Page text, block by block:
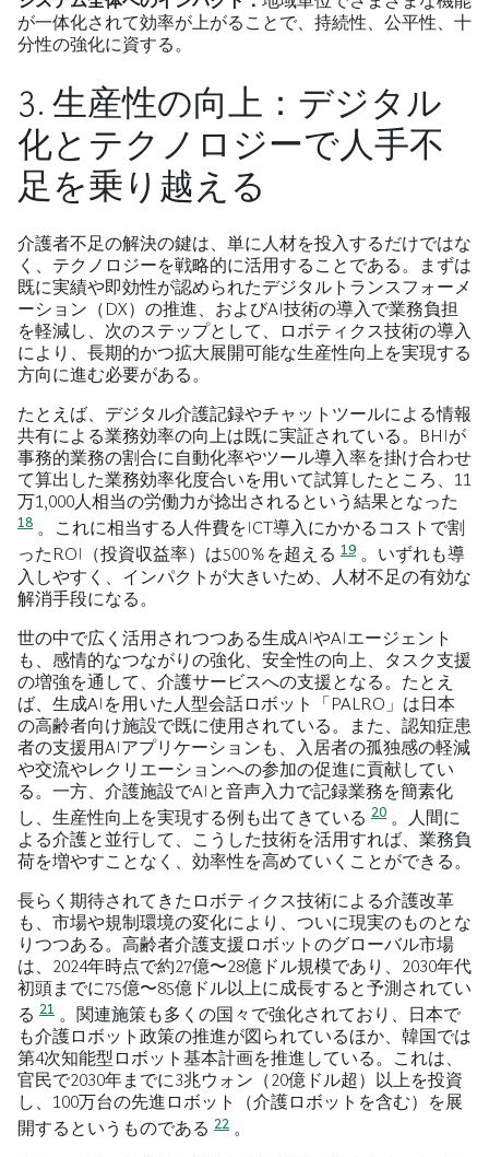
が一体化されて効率が上がることで、持続性、公平性、十
分性の強化に資する。
3. 生産性の向上：デジタル
化とテクノロジーで人手不
足を乗り越える
介護者不足の解決の鍵は、単に人材を投入するだけではな
く、テクノロジーを戦略的に活用することである。まずは
既に実績や即効性が認められたデジタルトランスフォーメ
ーション（DX）の推進、およびAI技術の導入で業務負担
を軽減し、次のステップとして、ロボティクス技術の導入
により、長期的かつ拡大展開可能な生産性向上を実現する
方向に進む必要がある。
たとえば、デジタル介護記録やチャットツールによる情報
共有による業務効率の向上は既に実証されている。BHIが
事務的業務の割合に自動化率やツール導入率を掛け合わせ
て算出した業務効率化度合いを用いて試算したところ、11
万1,000人相当の労働力が捻出されるという結果となった
18 。これに相当する人件費をICT導入にかかるコストで割
ったROI（投資収益率）は500％を超える 19 。いずれも導
入しやすく、インパクトが大きいため、人材不足の有効な
解消手段になる。
世の中で広く活用されつつある生成AIやAIエージェント
も、感情的なつながりの強化、安全性の向上、タスク支援
の増強を通して、介護サービスへの支援となる。たとえ
ば、生成AIを用いた人型会話ロボット「PALRO」は日本
の高齢者向け施設で既に使用されている。また、認知症患
者の支援用AIアプリケーションも、入居者の孤独感の軽減
や交流やレクリエーションへの参加の促進に貢献してい
る。一方、介護施設でAIと音声入力で記録業務を簡素化
し、生産性向上を実現する例も出てきている 20 。人間に
よる介護と並行して、こうした技術を活用すれば、業務負
荷を増やすことなく、効率性を高めていくことができる。
長らく期待されてきたロボティクス技術による介護改革
も、市場や規制環境の変化により、ついに現実のものとな
りつつある。高齢者介護支援ロボットのグローバル市場
は、2024年時点で約27億〜28億ドル規模であり、2030年代
初頭までに75億〜85億ドル以上に成長すると予測されてい
る 21 。関連施策も多くの国々で強化されており、日本で
も介護ロボット政策の推進が図られているほか、韓国では
第4次知能型ロボット基本計画を推進している。これは、
官民で2030年までに3兆ウォン（20億ドル超）以上を投資
し、100万台の先進ロボット（介護ロボットを含む）を展
開するというものである 22 。